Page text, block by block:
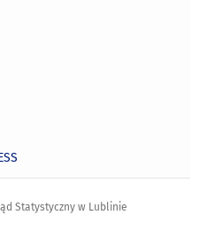
Statystyczny w Lublinie